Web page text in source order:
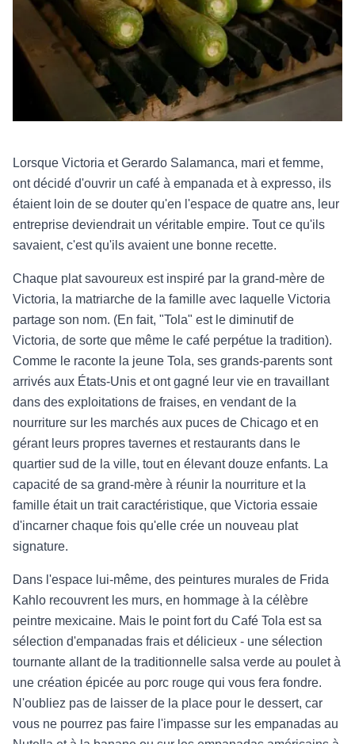
Lorsque Victoria et Gerardo Salamanca, mari et femme,
ont décidé d'ouvrir un café à empanada et à expresso, ils
étaient loin de se douter qu'en l'espace de quatre ans, leur
entreprise deviendrait un véritable empire. Tout ce qu'ils
savaient, c'est qu'ils avaient une bonne recette.
Chaque plat savoureux est inspiré par la grand-mère de
Victoria, la matriarche de la famille avec laquelle Victoria
partage son nom. (En fait, "Tola" est le diminutif de
Victoria, de sorte que même le café perpétue la tradition).
Comme le raconte la jeune Tola, ses grands-parents sont
arrivés aux États-Unis et ont gagné leur vie en travaillant
dans des exploitations de fraises, en vendant de la
nourriture sur les marchés aux puces de Chicago et en
gérant leurs propres tavernes et restaurants dans le
quartier sud de la ville, tout en élevant douze enfants. La
capacité de sa grand-mère à réunir la nourriture et la
famille était un trait caractéristique, que Victoria essaie
d'incarner chaque fois qu'elle crée un nouveau plat
signature.
Dans l'espace lui-même, des peintures murales de Frida
Kahlo recouvrent les murs, en hommage à la célèbre
peintre mexicaine. Mais le point fort du Café Tola est sa
sélection d'empanadas frais et délicieux - une sélection
tournante allant de la traditionnelle salsa verde au poulet à
une création épicée au porc rouge qui vous fera fondre.
N'oubliez pas de laisser de la place pour le dessert, car
vous ne pourrez pas faire l'impasse sur les empanadas au